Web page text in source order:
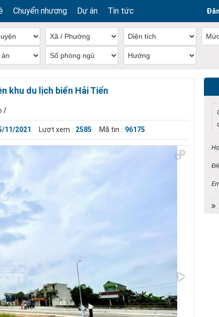
Chuyển nhượng Dự án Tin tức
khu du lịch biển Hải Tiến
/
11/2021 Lượt xem : 2585 Mã tin : 96175